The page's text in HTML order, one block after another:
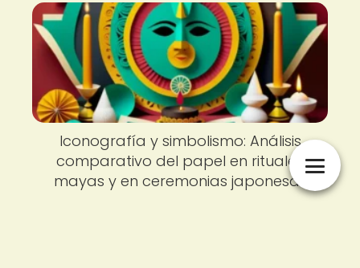
Iconografía y simbolismo: Análisis
comparativo del papel en rituales
mayas y en ceremonias japonesas